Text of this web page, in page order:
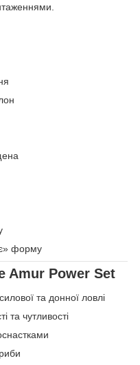
форму
Amur Power Set
та донної ловлі
та чутливості